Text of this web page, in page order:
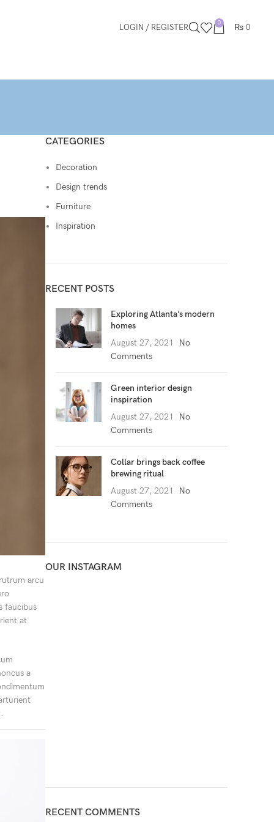
LOGIN / REGISTER 0 ₨ 0
arcu
faucibus
at
a
CATEGORIES
Decoration
Design trends
Furniture
Inspiration
RECENT POSTS
Exploring Atlanta’s modern
homes
August 27, 2021
No
Comments
Green interior design
inspiration
August 27, 2021
No
Comments
Collar brings back coffee
brewing ritual
August 27, 2021
No
Comments
OUR INSTAGRAM
RECENT COMMENTS